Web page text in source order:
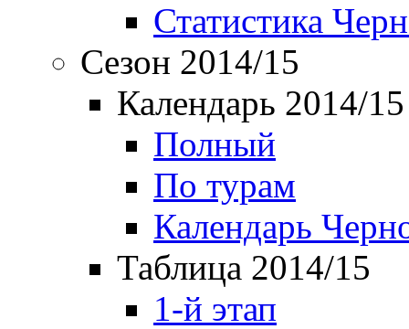
Статистика
Сезон 2014/15
Календарь 2014/15
Полный
По турам
Календарь
Таблица 2014/15
1-й этап